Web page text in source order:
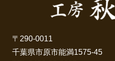
〒290-0011
千葉県市原市能満1575-45